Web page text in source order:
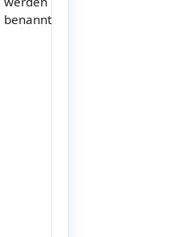
benannt.